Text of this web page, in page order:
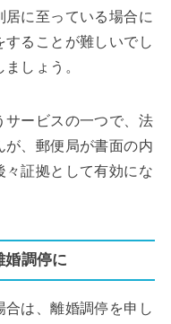
に至っている場合に
ることが難しいでし
しょう。
サービスの一つで、法
が、郵便局が書面の内
証拠として有効にな
婚調停に
合は、離婚調停を申し